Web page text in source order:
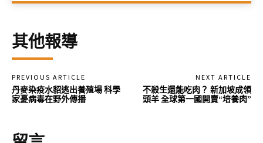
其他報導
PREVIOUS ARTICLE
丹麥染疫水貂逃出養殖場 科學
家憂病毒在野外傳播
NEXT ARTICLE
不殺生還能吃肉？ 新加坡成領
頭羊 全球第一國開賣“培養肉”